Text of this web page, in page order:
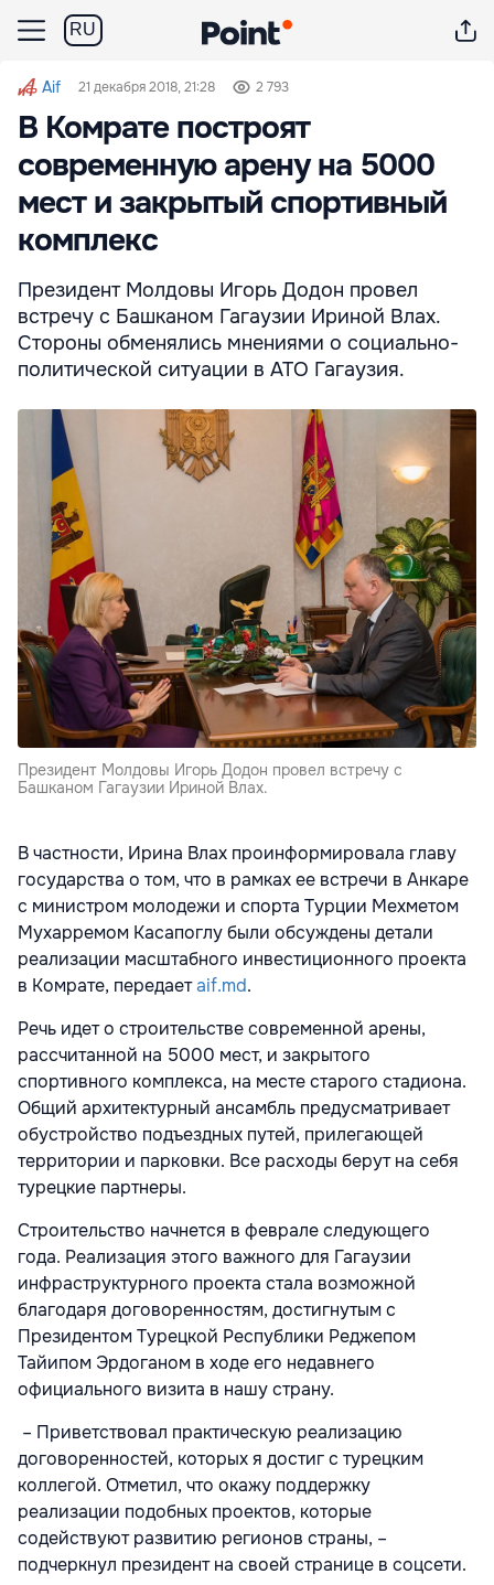
RU
Aif 21 декабря 2018, 21:28 2 793
В Комрате построят
современную арену на 5000
мест и закрытый спортивный
комплекс
Президент Молдовы Игорь Додон провел
встречу с Башканом Гагаузии Ириной Влах.
Стороны обменялись мнениями о социально-
политической ситуации в АТО Гагаузия.
Президент Молдовы Игорь Додон провел встречу с
Башканом Гагаузии Ириной Влах.
В частности, Ирина Влах проинформировала главу
государства о том, что в рамках ее встречи в Анкаре
с министром молодежи и спорта Турции Мехметом
Мухарремом Касапоглу были обсуждены детали
реализации масштабного инвестиционного проекта
в Комрате, передаетaif.md.
Речь идет о строительстве современной арены,
рассчитанной на 5000 мест, и закрытого
спортивного комплекса, на месте старого стадиона.
Общий архитектурный ансамбль предусматривает
обустройство подъездных путей, прилегающей
территории и парковки. Все расходы берут на себя
турецкие партнеры.
Строительство начнется в феврале следующего
года. Реализация этого важного для Гагаузии
инфраструктурного проекта стала возможной
благодаря договоренностям, достигнутым с
Президентом Турецкой Республики Реджепом
Тайипом Эрдоганом в ходе его недавнего
официального визита в нашу страну.
– Приветствовал практическую реализацию
договоренностей, которых я достиг с турецким
коллегой. Отметил, что окажу поддержку
реализации подобных проектов, которые
содействуют развитию регионов страны, –
подчеркнул президент на своей странице в соцсети.